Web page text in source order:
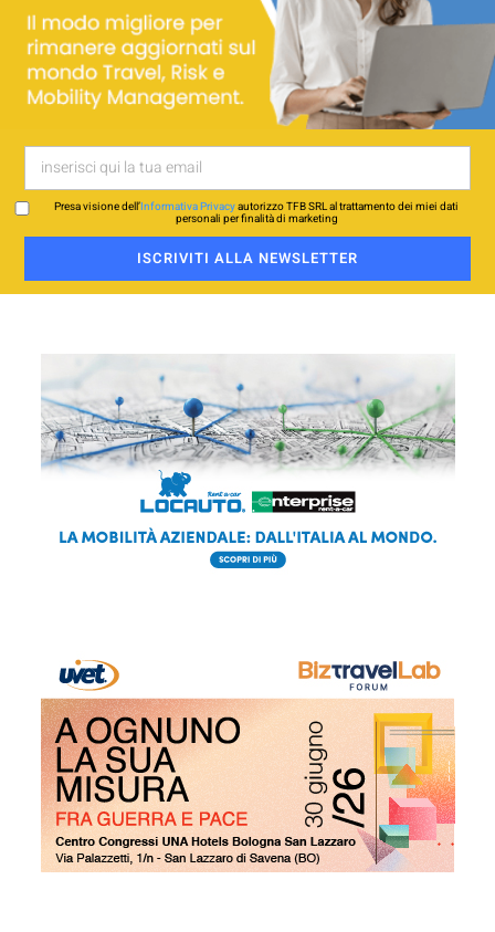
Presa visione dell’Informativa Privacyautorizzo TFB SRL al trattamento dei miei dati
personali per finalità di marketing
ISCRIVITI ALLA NEWSLETTER